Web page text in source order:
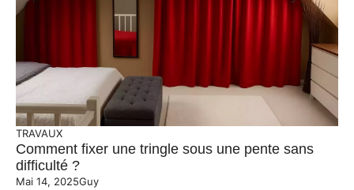
TRAVAUX
Comment fixer une tringle sous une pente sans
difficulté ?
Mai 14, 2025Guy